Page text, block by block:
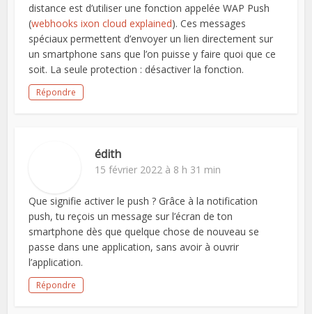
distance est d’utiliser une fonction appelée WAP Push
(webhooks ixon cloud explained). Ces messages
spéciaux permettent d’envoyer un lien directement sur
un smartphone sans que l’on puisse y faire quoi que ce
soit. La seule protection : désactiver la fonction.
Répondre
édith
15 février 2022 à 8 h 31 min
Que signifie activer le push ? Grâce à la notification
push, tu reçois un message sur l’écran de ton
smartphone dès que quelque chose de nouveau se
passe dans une application, sans avoir à ouvrir
l’application.
Répondre